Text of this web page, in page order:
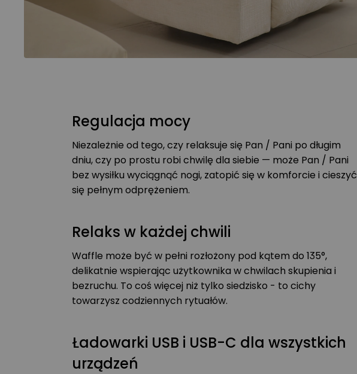
Regulacja mocy
Niezależnie od tego, czy relaksuje się Pan / Pani po długim
dniu, czy po prostu robi chwilę dla siebie — może Pan / Pani
bez wysiłku wyciągnąć nogi, zatopić się w komforcie i cieszyć
się pełnym odprężeniem.
Relaks w każdej chwili
Waffle może być w pełni rozłożony pod kątem do 135°,
delikatnie wspierając użytkownika w chwilach skupienia i
bezruchu. To coś więcej niż tylko siedzisko - to cichy
towarzysz codziennych rytuałów.
Ładowarki USB i USB-C dla wszystkich
urządzeń